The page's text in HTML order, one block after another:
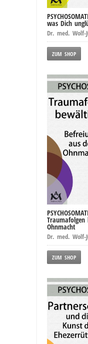
was Dich
Dr. med. Wolf-
ZUM SHOP
Ohnmacht
Dr. med. Wolf-
ZUM SHOP